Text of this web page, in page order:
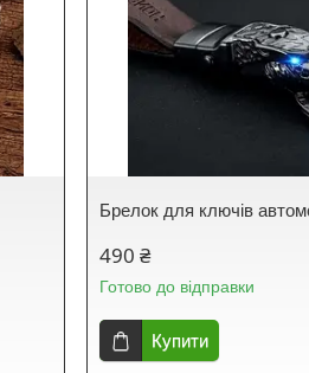
Брелок для ключів
490 ₴
Готово до відправки
Купити